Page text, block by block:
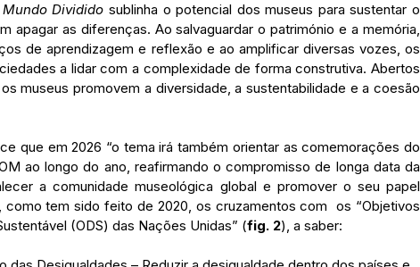
Dividido sublinha o potencial dos museus para sustentar o
apagar as diferenças. Ao salvaguardar o património e a memória,
de aprendizagem e reflexão e ao amplificar diversas vozes, os
a lidar com a complexidade de forma construtiva. Abertos
museus promovem a diversidade, a sustentabilidade e a coesão
ao longo do ano, reafirmando o compromisso de longa data da
a comunidade museológica global e promover o seu papel
como tem sido feito de 2020, os cruzamentos com  os “Objetivos
(ODS) das Nações Unidas” (fig. 2), a saber: